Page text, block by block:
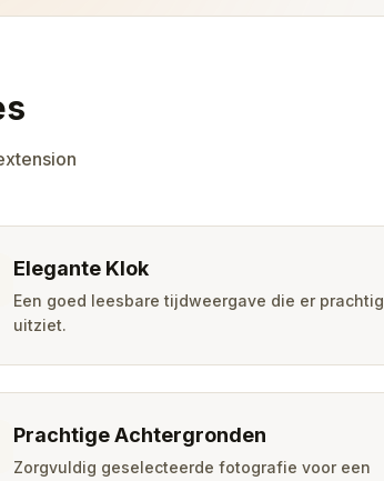
Elegante Klok
Een goed leesbare tijdweergave die er prachtig
uitziet.
Prachtige Achtergronden
Zorgvuldig geselecteerde fotografie voor een